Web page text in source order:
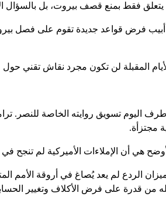
يتعلق فقط بمنع قصف بيروت، بل
فرض قواعد جديدة تقوم على فصل بيروت
المقبلة لن تكون مجرد نقاش تقني
اليوم تسويق روايته الخاصة للنصر.
مجتزأة.
هي أن الإملاءات الأميركية لم تنجح
الردع لم يعد يُصاغ في أروقة الأمم
من قدرة على فرض الأكلاف وتغيير